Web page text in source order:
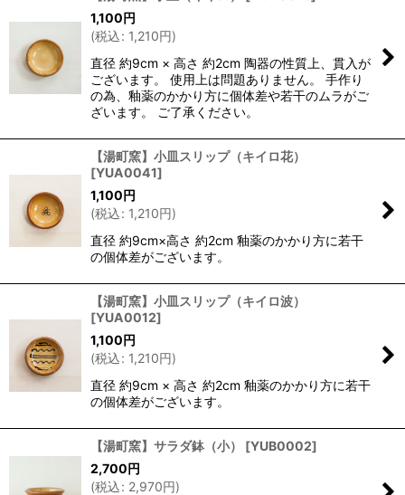
1,100円
(税込: 1,210円)
直径 約9cm × 高さ 約2cm 陶器の性質上、貫入が
ございます。 使用上は問題ありません。 手作り
の為、釉薬のかかり方に個体差や若干のムラがご
ざいます。 ご了承ください。
【湯町窯】小皿スリップ（キイロ花）
[YUA0041]
1,100円
(税込: 1,210円)
直径 約9cm×高さ 約2cm 釉薬のかかり方に若干
の個体差がございます。
【湯町窯】小皿スリップ（キイロ波）
[YUA0012]
1,100円
(税込: 1,210円)
直径 約9cm × 高さ 約2cm 釉薬のかかり方に若干
の個体差がございます。
【湯町窯】サラダ鉢（小） [YUB0002]
2,700円
(税込: 2,970円)